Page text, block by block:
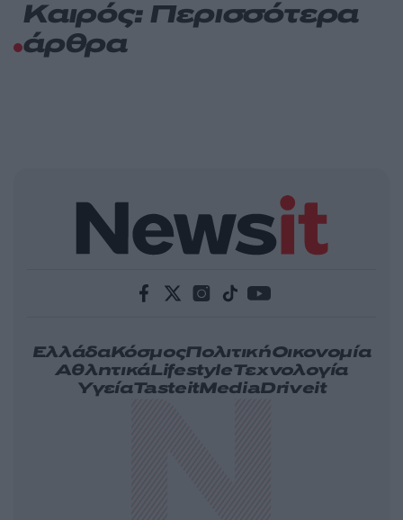
Καιρός: Περισσότερα
άρθρα
ΕλλάδαΚόσμοςΠολιτικήΟικονομία
ΑθλητικάLifestyleΤεχνολογία
ΥγείαTasteitMediaDriveit